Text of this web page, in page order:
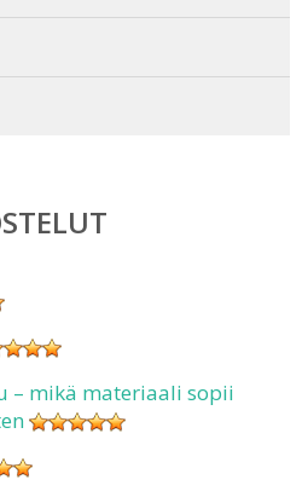
– mikä materiaali sopii